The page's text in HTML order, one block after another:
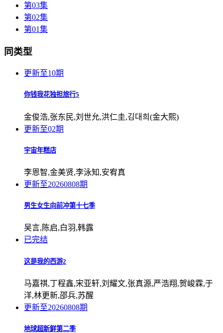
第03集
第02集
第01集
同类型
更新至10期
你钱我花独担旅行5
金俊浩,张东民,刘世允,洪仁圭,김대희(金大熙)
更新至02期
宇宙年糕店
李恩智,金美贤,李泳知,安宥真
更新至20260808期
男生女生向前冲第十七季
吴言,陈启,白羽,韩露
已完结
这是我的西游2
马嘉祺,丁程鑫,宋亚轩,刘耀文,张真源,严浩翔,贺峻霖,于
洋,林更新,邵兵,苏醒
更新至20260808期
地球超新鲜第二季